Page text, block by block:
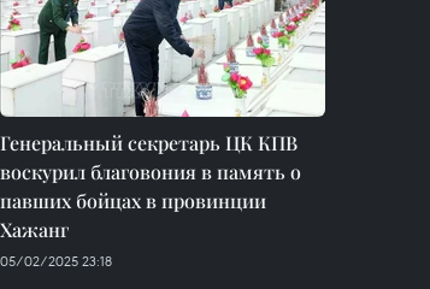
Генеральный секретарь ЦК КПВ
воскурил благовония в память о
павших бойцах в провинции
Хажанг
05/02/2025 23:18